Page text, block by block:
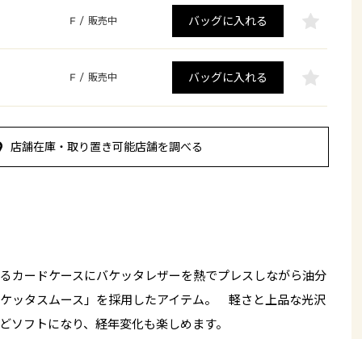
F / 販売中 バッグに入れる
F / 販売中 バッグに入れる
店舗在庫・取り置き可能店舗を調べる
カードケースにバケッタレザーを熱でプレスしながら油分
ッタスムース」を採用したアイテム。 軽さと上品な光沢
ソフトになり、経年変化も楽しめます。